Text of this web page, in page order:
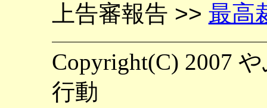
上告審報告 >> 最高
Copyright(C) 2007
行動